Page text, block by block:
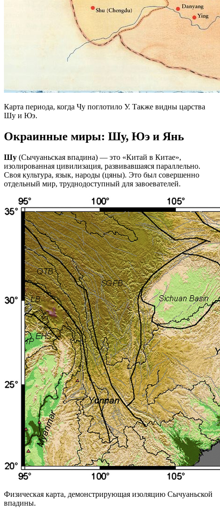
Карта периода, когда Чу поглотило У. Также видны царства
Шу и Юэ.
Окраинные миры: Шу, Юэ и Янь
Шу (Сычуаньская впадина) — это «Китай в Китае»,
изолированная цивилизация, развивавшаяся параллельно.
Своя культура, язык, народы (цяны). Это был совершенно
отдельный мир, труднодоступный для завоевателей.
Физическая карта, демонстрирующая изоляцию Сычуаньской
впадины.